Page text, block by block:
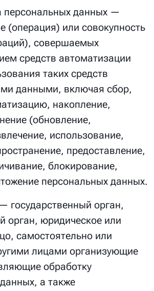
персональных данных —
(операция) или совокупность
совершаемых
средств автоматизации
таких средств
данными, включая сбор,
накопление,
(обновление,
использование,
предоставление,
блокирование,
персональных данных.
государственный орган,
орган, юридическое или
самостоятельно или
лицами организующие
обработку
а также